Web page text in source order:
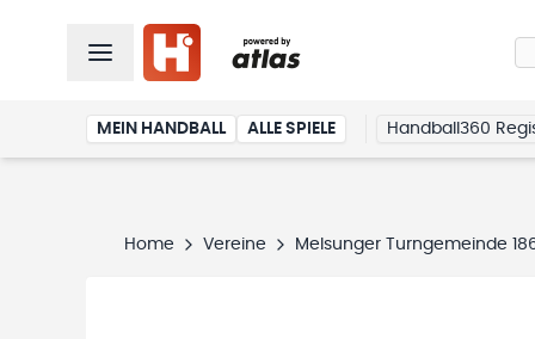
MEIN HANDBALL ALLE SPIELE Handball360
Home Vereine Melsunger Turngemeinde